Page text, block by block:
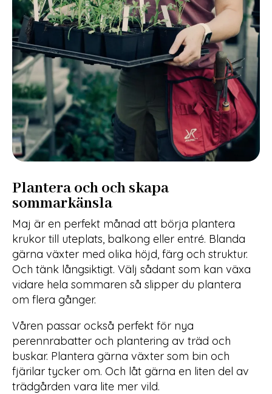
Plantera och och skapa
sommarkänsla
Maj är en perfekt månad att börja plantera
krukor till uteplats, balkong eller entré. Blanda
gärna växter med olika höjd, färg och struktur.
Och tänk långsiktigt. Välj sådant som kan växa
vidare hela sommaren så slipper du plantera
om flera gånger.
Våren passar också perfekt för nya
perennrabatter och plantering av träd och
buskar. Plantera gärna växter som bin och
fjärilar tycker om. Och låt gärna en liten del av
trädgården vara lite mer vild.